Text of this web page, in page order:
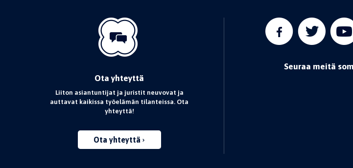
Ota yhteyttä
Liiton asiantuntijat ja juristit neuvovat ja
auttavat kaikissa työelämän tilanteissa. Ota
yhteyttä!
Ota yhteyttä
Seuraa meitä